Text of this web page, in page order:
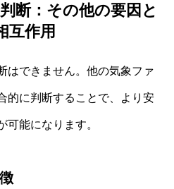
断：その他の要因と
互作用
はできません。他の気象ファ
的に判断することで、より安
可能になります。